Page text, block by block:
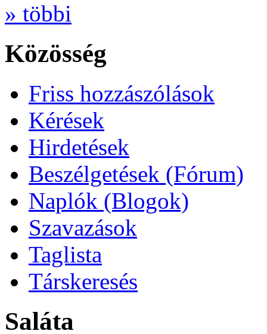
» többi
Közösség
Friss hozzászólások
Kérések
Hirdetések
Beszélgetések (Fórum)
Naplók (Blogok)
Szavazások
Taglista
Társkeresés
Saláta